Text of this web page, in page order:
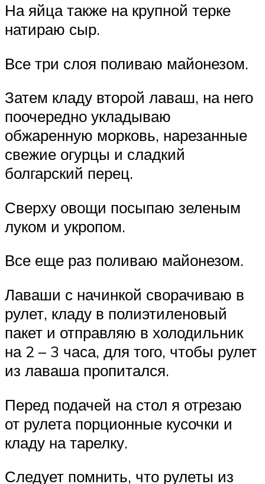
На яйца также на крупной терке
натираю сыр.
Все три слоя поливаю майонезом.
Затем кладу второй лаваш, на него
поочередно укладываю
обжаренную морковь, нарезанные
свежие огурцы и сладкий
болгарский перец.
Сверху овощи посыпаю зеленым
луком и укропом.
Все еще раз поливаю майонезом.
Лаваши с начинкой сворачиваю в
рулет, кладу в полиэтиленовый
пакет и отправляю в холодильник
на 2 – 3 часа, для того, чтобы рулет
из лаваша пропитался.
Перед подачей на стол я отрезаю
от рулета порционные кусочки и
кладу на тарелку.
Следует помнить, что рулеты из